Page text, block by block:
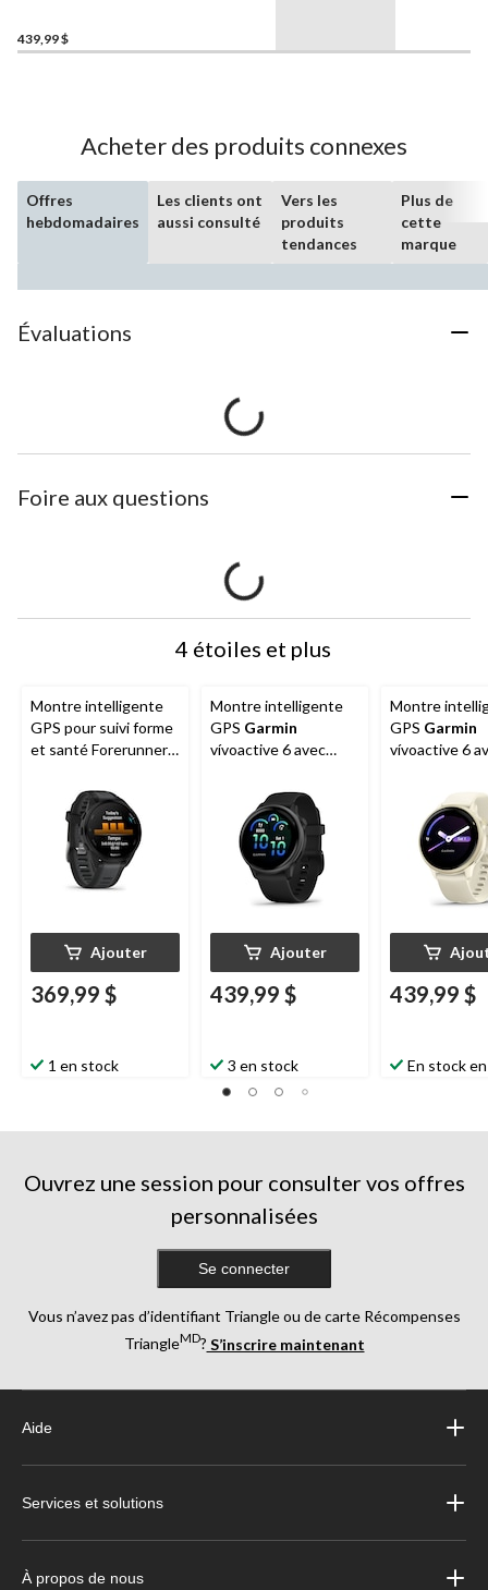
439,99 $
Acheter des produits connexes
Offres
hebdomadaires
Les clients ont
aussi consulté
Vers les
produits
tendances
Plus de
cette
marque
Évaluations
Foire aux questions
4 étoiles et plus
Montre intelligente
GPS pour suivi forme
et santé Forerunner
AMOLED,
noir/ardoise
Ajouter
369,99 $
1 en stock
Montre intelligente
GPS Garmin
vívoactive 6 avec
ardoise avec bracelet
Ajouter
439,99 $
3 en stock
Montre
GPS Garmin
vívoactive 6
Lunar Gold
bracelet ivoire
439,99 $
En stock
Ouvrez une session pour consulter vos offres
personnalisées
Se connecter
Vous n’avez pas d’identifiant Triangle ou de carte Récompenses
TriangleMD? S’inscrire maintenant
Aide
Services et solutions
À propos de nous